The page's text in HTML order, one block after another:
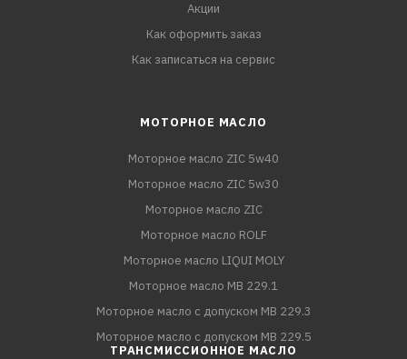
Акции
Как оформить заказ
Как записаться на сервис
МОТОРНОЕ МАСЛО
Моторное масло ZIC 5w40
Моторное масло ZIC 5w30
Моторное масло ZIC
Моторное масло ROLF
Моторное масло LIQUI MOLY
Моторное масло MB 229.1
Моторное масло с допуском MB 229.3
Моторное масло с допуском MB 229.5
ТРАНСМИССИОННОЕ МАСЛО